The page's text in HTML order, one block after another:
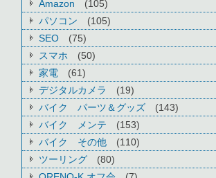
Amazon
(105)
パソコン
(105)
SEO
(75)
スマホ
(50)
家電
(61)
デジタルカメラ
(19)
バイク パーツ＆グッズ
(143)
バイク メンテ
(153)
バイク その他
(110)
ツーリング
(80)